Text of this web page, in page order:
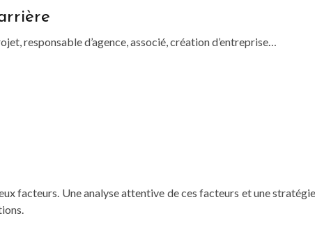
responsable d’agence, associé, création d’entreprise…
facteurs. Une analyse attentive de ces facteurs et une